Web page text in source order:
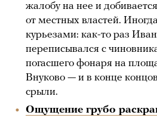
жалобу на нее и
от местных властей.
курьезами: как-то раз
переписывался с
погасшего фонаря на
Внуково — и в конце
срыли.
Ощущение грубо